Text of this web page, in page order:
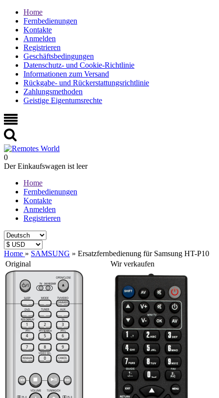
Home
Fernbedienungen
Kontakte
Anmelden
Registrieren
Geschäftsbedingungen
Datenschutz- und Cookie-Richtlinie
Informationen zum Versand
Rückgabe- und Rückerstattungsrichtlinie
Zahlungsmethoden
Geistige Eigentumsrechte
0
Der Einkaufswagen ist leer
Home
Fernbedienungen
Kontakte
Anmelden
Registrieren
Home » SAMSUNG » Ersatzfernbedienung für Samsung HT-P10
Original
Wir verkaufen